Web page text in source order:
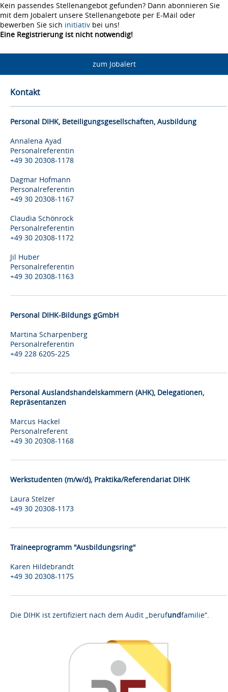
Kein passendes Stellenangebot gefunden? Dann abonnieren Sie
mit dem Jobalert unsere Stellenangebote per E-Mail oder
bewerben Sie sich initiativ bei uns!
Eine Registrierung ist nicht notwendig!
zum Jobalert
Kontakt
Personal DIHK, Beteiligungsgesellschaften, Ausbildung
Annalena Ayad
Personalreferentin
+49 30 20308-1178
Dagmar Hofmann
Personalreferentin
+49 30 20308-1167
Claudia Schönrock
Personalreferentin
+49 30 20308-1172
Jil Huber
Personalreferentin
+49 30 20308-1163
Personal DIHK-Bildungs gGmbH
Martina Scharpenberg
Personalreferentin
+49 228 6205-225
Personal Auslandshandelskammern (AHK), Delegationen,
Repräsentanzen
Marcus Hackel
Personalreferent
+49 30 20308-1168
Werkstudenten (m/w/d), Praktika/Referendariat DIHK
Laura Stelzer
+49 30 20308-1173
Traineeprogramm "Ausbildungsring"
Karen Hildebrandt
+49 30 20308-1175
Die DIHK ist zertifiziert nach dem Audit „berufundfamilie“.